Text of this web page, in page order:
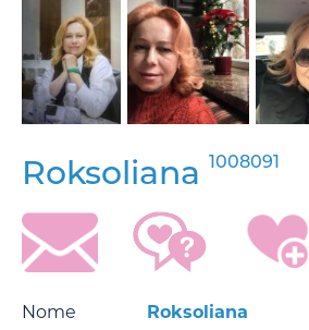
Roksoliana 1008091
Nome
Roksoliana